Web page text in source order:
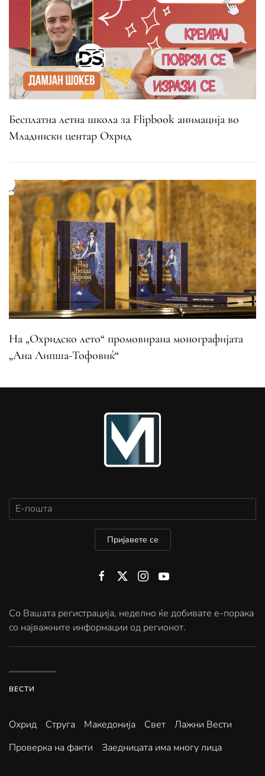
Бесплатна летна школа за Flipbook анимација во
Младински центар Охрид
На „Охридско лето“ промовирана монографијата
„Ана Липша-Тофовиќ“
Пријавете се
Со Вашата регистрација, неделно ќе добивате е-порака
со најважните информации од регионот.
ВЕСТИ
Охрид Струга Македонија Свет
Лажни Вести
Проверка на факти
Заедницата има многу лица